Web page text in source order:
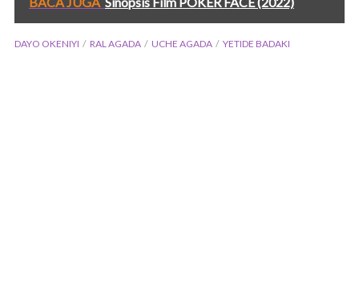
DAYO OKENIYI RAL AGADA UCHE AGADA YETIDE BADAKI